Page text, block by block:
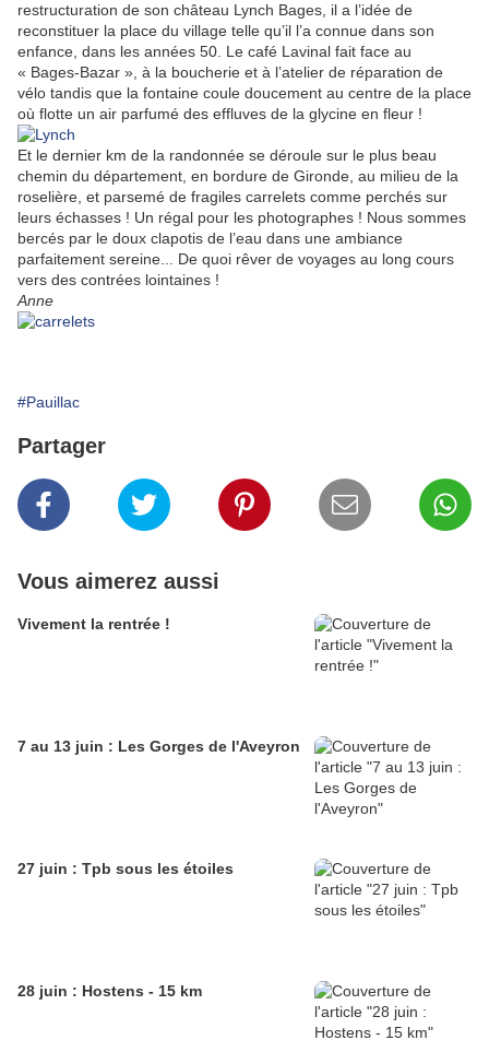
restructuration de son château Lynch Bages, il a l’idée de
reconstituer la place du village telle qu’il l’a connue dans son
enfance, dans les années 50. Le café Lavinal fait face au
« Bages-Bazar », à la boucherie et à l’atelier de réparation de
vélo tandis que la fontaine coule doucement au centre de la place
où flotte un air parfumé des effluves de la glycine en fleur !
Et le dernier km de la randonnée se déroule sur le plus beau
chemin du département, en bordure de Gironde, au milieu de la
roselière, et parsemé de fragiles carrelets comme perchés sur
leurs échasses ! Un régal pour les photographes ! Nous sommes
bercés par le doux clapotis de l’eau dans une ambiance
parfaitement sereine... De quoi rêver de voyages au long cours
vers des contrées lointaines !
Anne
#Pauillac
Partager
Vous aimerez aussi
Vivement la rentrée !
7 au 13 juin : Les Gorges de l'Aveyron
27 juin : Tpb sous les étoiles
28 juin : Hostens - 15 km